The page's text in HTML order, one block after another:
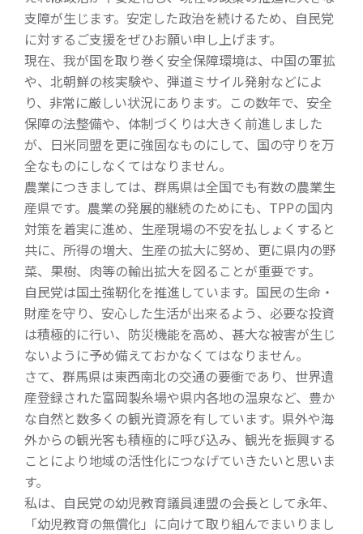
支障が生じます。安定した政治を続けるため、自民党
に対するご支援をぜひお願い申し上げます。
現在、我が国を取り巻く安全保障環境は、中国の軍拡
や、北朝鮮の核実験や、弾道ミサイル発射などによ
り、非常に厳しい状況にあります。この数年で、安全
保障の法整備や、体制づくりは大きく前進しました
が、日米同盟を更に強固なものにして、国の守りを万
全なものにしなくてはなりません。
農業につきましては、群馬県は全国でも有数の農業生
産県です。農業の発展的継続のためにも、TPPの国内
対策を着実に進め、生産現場の不安を払しょくすると
共に、所得の増大、生産の拡大に努め、更に県内の野
菜、果樹、肉等の輸出拡大を図ることが重要です。
自民党は国土強靭化を推進しています。国民の生命・
財産を守り、安心した生活が出来るよう、必要な投資
は積極的に行い、防災機能を高め、甚大な被害が生じ
ないように予め備えておかなくてはなりません。
さて、群馬県は東西南北の交通の要衝であり、世界遺
産登録された富岡製糸場や県内各地の温泉など、豊か
な自然と数多くの観光資源を有しています。県外や海
外からの観光客も積極的に呼び込み、観光を振興する
ことにより地域の活性化につなげていきたいと思いま
す。
私は、自民党の幼児教育議員連盟の会長として永年、
「幼児教育の無償化」に向けて取り組んでまいりまし